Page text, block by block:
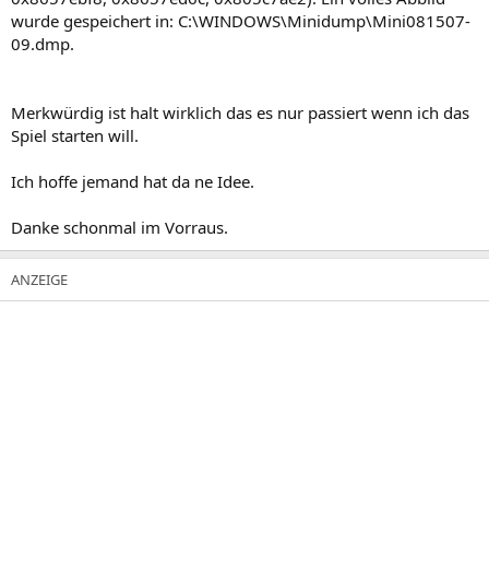
wurde gespeichert in: C:\WINDOWS\Minidump\Mini081507-
09.dmp.
Merkwürdig ist halt wirklich das es nur passiert wenn ich das
Spiel starten will.
Ich hoffe jemand hat da ne Idee.
Danke schonmal im Vorraus.